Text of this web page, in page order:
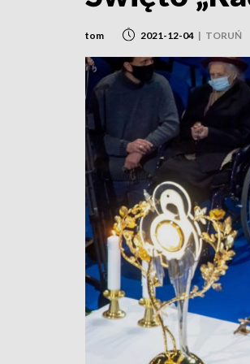
tom 2021-12-04 | TORUŃ